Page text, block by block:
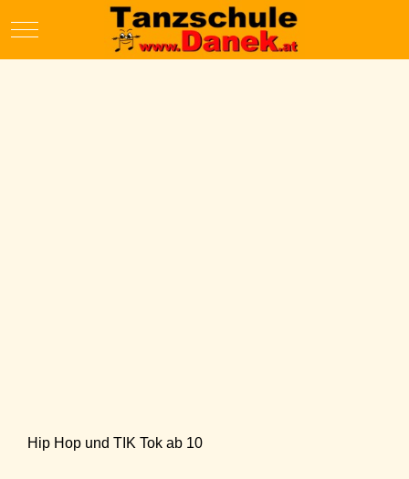
Mobile Menu Toggle
Hip Hop und TIK Tok ab 10